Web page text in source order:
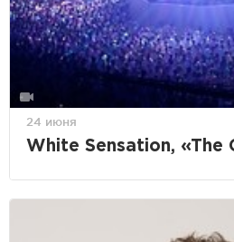
24 июня
White Sensation, «The